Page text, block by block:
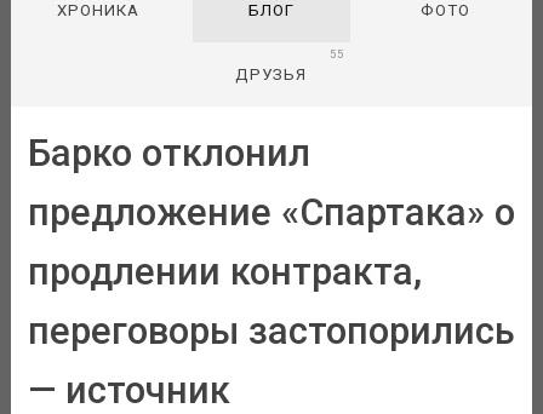
ХРОНИКА БЛОГ ФОТО
ДРУЗЬЯ
55
Барко отклонил
предложение «Спартака» о
продлении контракта,
переговоры застопорились
— источник